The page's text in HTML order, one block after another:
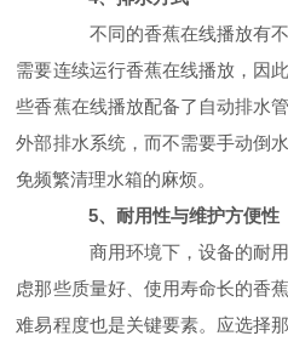
不同的香蕉在线播放有不同
需要连续运行香蕉在线播放，因此
些香蕉在线播放配备了自动排水管
外部排水系统，而不需要手动倒水
免频繁清理水箱的麻烦。
5、耐用性与维护方便性
商用环境下，设备的耐用
虑那些质量好、使用寿命长的香蕉
难易程度也是关键要素。应选择